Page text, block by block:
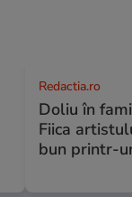
Redactia.ro
Doliu în
Fiica
bun printr-